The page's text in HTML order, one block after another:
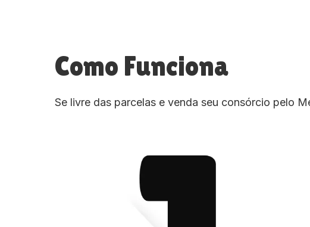
Como Funciona
Se livre das parcelas e venda seu consórcio pelo